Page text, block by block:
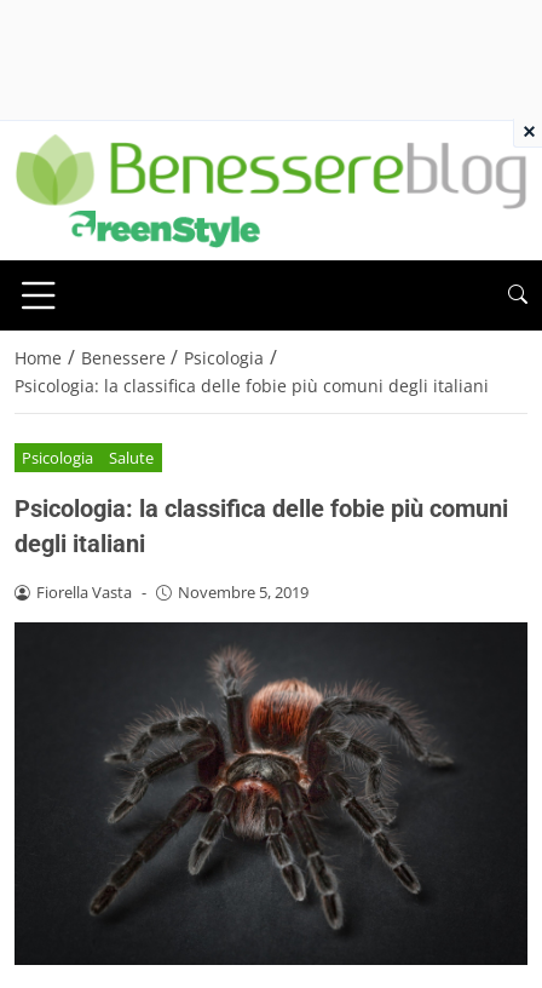
Home / Benessere / Psicologia /
Psicologia: la classifica delle fobie più comuni degli italiani
Psicologia Salute
Psicologia: la classifica delle fobie più comuni
degli italiani
Fiorella Vasta - Novembre 5, 2019
×